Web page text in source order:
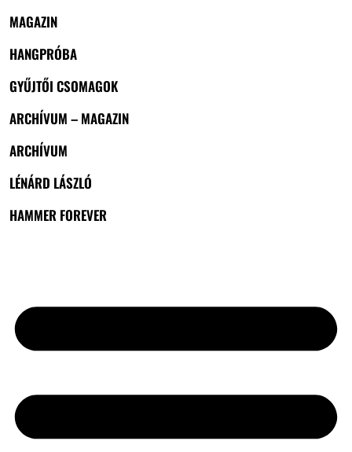
MAGAZIN
HANGPRÓBA
GYŰJTŐI CSOMAGOK
ARCHÍVUM – MAGAZIN
ARCHÍVUM
LÉNÁRD LÁSZLÓ
HAMMER FOREVER